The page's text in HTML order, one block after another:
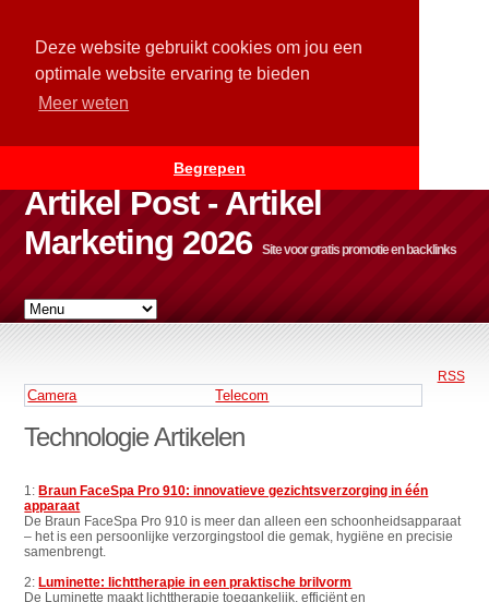
Deze website gebruikt cookies om jou een
optimale website ervaring te bieden
Meer weten
Begrepen
Artikel Post - Artikel
Marketing 2026
Site voor gratis promotie en backlinks
RSS
Camera Telecom
Technologie Artikelen
1:Braun FaceSpa Pro 910: innovatieve gezichtsverzorging in één
apparaat
De Braun FaceSpa Pro 910 is meer dan alleen een schoonheidsapparaat
– het is een persoonlijke verzorgingstool die gemak, hygiëne en precisie
samenbrengt.
2:Luminette: lichttherapie in een praktische brilvorm
De Luminette maakt lichttherapie toegankelijk, efficiënt en